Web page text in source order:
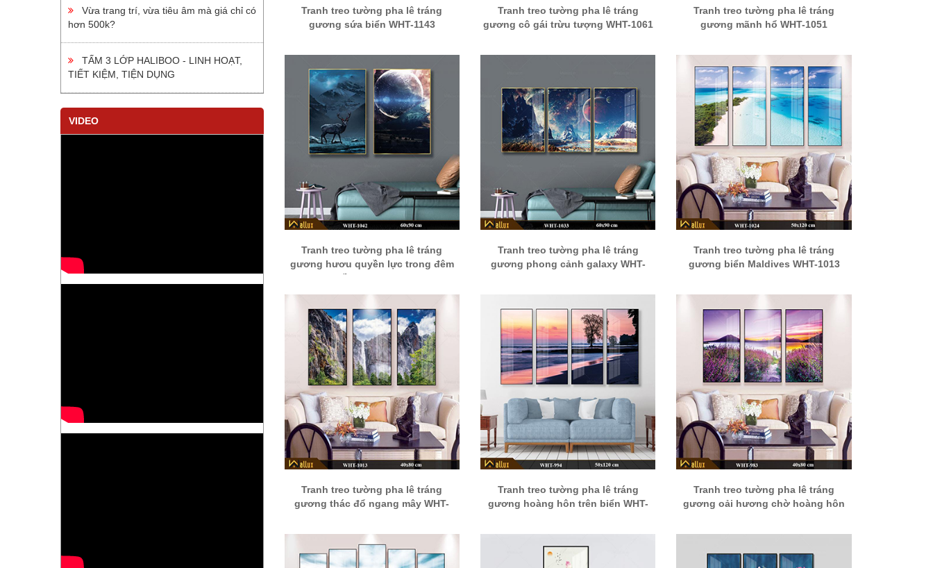
Vừa trang trí, vừa tiêu âm mà giá chỉ có
hơn 500k?
TẤM 3 LỚP HALIBOO - LINH HOẠT,
TIẾT KIỆM, TIỆN DỤNG
VIDEO
Tranh treo tường pha lê tráng
gương sứa biển WHT-1143
Tranh treo tường pha lê tráng
gương cô gái trừu tượng WHT-1061
Tranh treo tường pha lê tráng
gương mãnh hổ WHT-1051
Tranh treo tường pha lê tráng
gương hươu quyền lực trong đêm
huyền ảo WHT-1042
Tranh treo tường pha lê tráng
gương phong cảnh galaxy WHT-
Tranh treo tường pha lê tráng
gương biển Maldives WHT-1013
Tranh treo tường pha lê tráng
gương thác đổ ngang mây WHT-
Tranh treo tường pha lê tráng
gương hoàng hôn trên biển WHT-
Tranh treo tường pha lê tráng
gương oải hương chờ hoàng hôn